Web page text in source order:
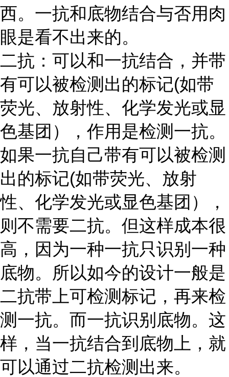
西。一抗和底物结合与否用肉
眼是看不出来的。
二抗：可以和一抗结合，并带
有可以被检测出的标记(如带
荧光、放射性、化学发光或显
色基团），作用是检测一抗。
如果一抗自己带有可以被检测
出的标记(如带荧光、放射
性、化学发光或显色基团），
则不需要二抗。但这样成本很
高，因为一种一抗只识别一种
底物。所以如今的设计一般是
二抗带上可检测标记，再来检
测一抗。而一抗识别底物。这
样，当一抗结合到底物上，就
可以通过二抗检测出来。